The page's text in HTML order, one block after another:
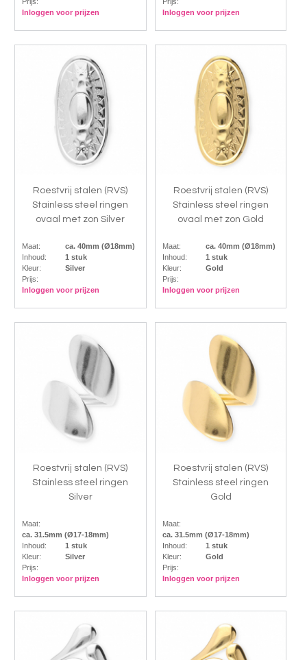
Inloggen voor prijzen
Inloggen voor prijzen
Roestvrij stalen (RVS)
Stainless steel ringen
ovaal met zon Silver
Maat:
ca. 40mm (Ø18mm)
Inhoud:
1 stuk
Kleur:
Silver
Prijs:
Inloggen voor prijzen
Roestvrij stalen (RVS)
Stainless steel ringen
ovaal met zon Gold
Maat:
ca. 40mm (Ø18mm)
Inhoud:
1 stuk
Kleur:
Gold
Prijs:
Inloggen voor prijzen
Roestvrij stalen (RVS)
Stainless steel ringen
Silver
Maat:
ca. 31.5mm (Ø17-18mm)
Inhoud:
1 stuk
Kleur:
Silver
Prijs:
Inloggen voor prijzen
Roestvrij stalen (RVS)
Stainless steel ringen
Gold
Maat:
ca. 31.5mm (Ø17-18mm)
Inhoud:
1 stuk
Kleur:
Gold
Prijs:
Inloggen voor prijzen